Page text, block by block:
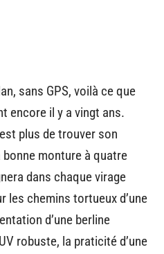
sans GPS, voilà ce que
encore il y a vingt ans.
plus de trouver son
monture à quatre
dans chaque virage
les chemins tortueux d’une
d’une berline
robuste, la praticité d’une